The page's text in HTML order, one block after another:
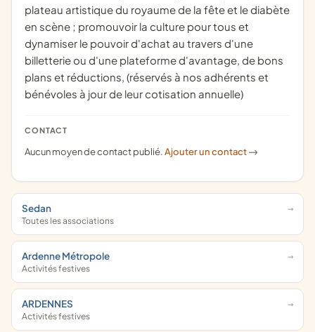
plateau artistique du royaume de la fête et le diabète
en scène ; promouvoir la culture pour tous et
dynamiser le pouvoir d'achat au travers d'une
billetterie ou d'une plateforme d'avantage, de bons
plans et réductions, (réservés à nos adhérents et
bénévoles à jour de leur cotisation annuelle)
CONTACT
Aucun moyen de contact publié.Ajouter un contact ->
Sedan
Toutes les associations
Ardenne Métropole
Activités festives
ARDENNES
Activités festives